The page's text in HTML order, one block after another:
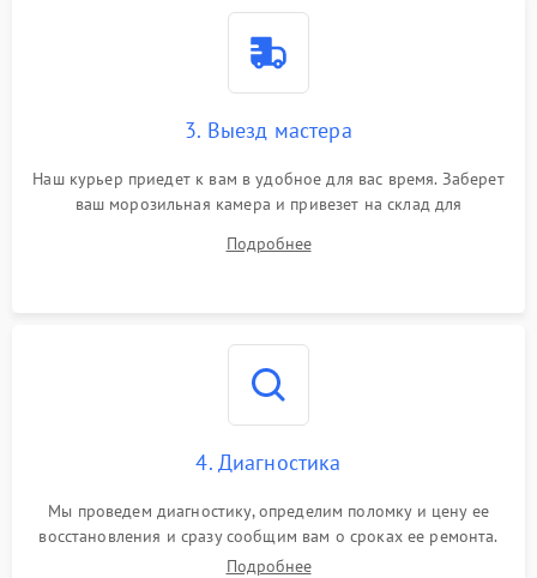
3. Выезд мастера
Наш курьер приедет к вам в удобное для вас время. Заберет
ваш морозильная камера и привезет на склад для
Подробнее
4. Диагностика
Мы проведем диагностику, определим поломку и цену ее
восстановления и сразу сообщим вам о сроках ее ремонта.
Подробнее